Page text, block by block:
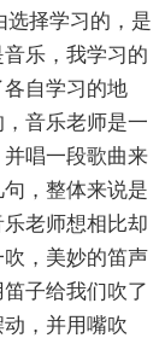
选择学习的，是
乐，我学习的
自学习的地
音乐老师是一
唱一段歌曲来
，整体来说是
老师想相比却
，美妙的笛声
子给我们吹了
，并用嘴吹